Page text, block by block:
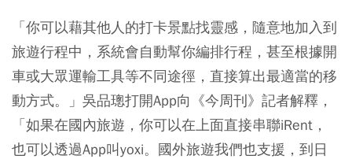
「你可以藉其他人的打卡景點找靈感，隨意地加入到
旅遊行程中，系統會自動幫你編排行程，甚至根據開
車或大眾運輸工具等不同途徑，直接算出最適當的移
動方式。」吳品璁打開App向《今周刊》記者解釋，
「如果在國內旅遊，你可以在上面直接串聯iRent，
也可以透過App叫yoxi。國外旅遊我們也支援，到日